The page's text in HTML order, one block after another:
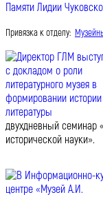
Привязка к отделу:
двухдневный семинар
исторической науки».